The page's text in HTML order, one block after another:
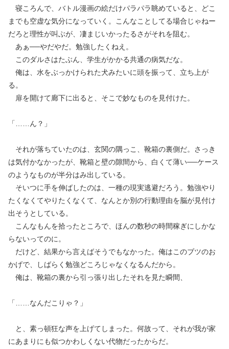
寝ころんで、バトル漫画の絵だけパラパラ眺めていると、どこ
までも空虚な気分になっていく。こんなことしてる場合じゃねー
だろと理性が叫ぶが、凄まじいかったるさがそれを阻む。
あぁ──やだやだ。勉強したくねえ。
このダルさはたぶん、学生がかかる共通の病気だな。
俺は、水をぶっかけられた犬みたいに頭を振って、立ち上が
る。
扉を開けて廊下に出ると、そこで妙なものを見付けた。
「……ん？」
それが落ちていたのは、玄関の隅っこ、靴箱の裏側だ。さっき
は気付かなかったが、靴箱と壁の隙間から、白くて薄い──ケース
のようなものが半分はみ出している。
そいつに手を伸ばしたのは、一種の現実逃避だろう。勉強やり
たくなくてやりたくなくて、なんとか別の行動理由を脳が見付け
出そうとしている。
こんなもんを拾ったところで、ほんの数秒の時間稼ぎにしかな
らないってのに。
だけど、結果から言えばそうでもなかった。俺はこのブツのお
かげで、しばらく勉強どころじゃなくなるんだから。
俺は、靴箱の裏から引っ張り出したそれを見た瞬間、
「……なんだこりゃ？」
と、素っ頓狂な声を上げてしまった。何故って、それが我が家
にあまりにも似つかわしくない代物だったからだ。